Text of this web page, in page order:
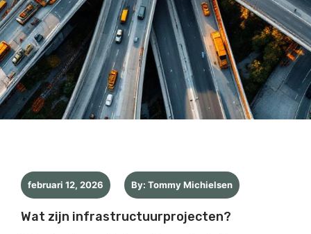
februari 12, 2026 By: Tommy Michielsen
Wat zijn infrastructuurprojecten?